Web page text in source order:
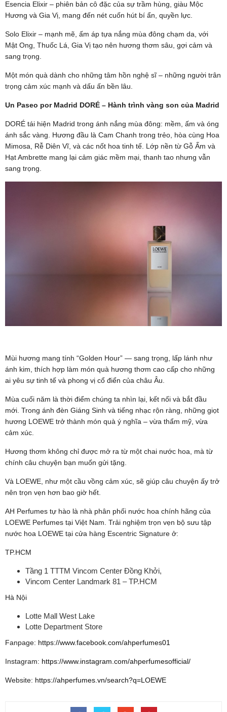
Esencia Elixir – phiên bản cô đặc của sự trầm hùng, giàu Mộc
Hương và Gia Vị, mang đến nét cuốn hút bí ẩn, quyền lực.
Solo Elixir – mạnh mẽ, ấm áp tựa nắng mùa đông chạm da, với
Mật Ong, Thuốc Lá, Gia Vị tạo nên hương thơm sâu, gợi cảm và
sang trọng.
Một món quà dành cho những tâm hồn nghệ sĩ – những người trân
trọng cảm xúc mạnh và dấu ấn bền lâu.
Un Paseo por Madrid DORÉ – Hành trình vàng son của Madrid
DORÉ tái hiện Madrid trong ánh nắng mùa đông: mềm, ấm và óng
ánh sắc vàng. Hương đầu là Cam Chanh trong trẻo, hòa cùng Hoa
Mimosa, Rễ Diên Vĩ, và các nốt hoa tinh tế. Lớp nền từ Gỗ Ấm và
Hạt Ambrette mang lại cảm giác mềm mại, thanh tao nhưng vẫn
sang trọng.
Mùi hương mang tính “Golden Hour” — sang trọng, lấp lánh như
ánh kim, thích hợp làm món quà hương thơm cao cấp cho những
ai yêu sự tinh tế và phong vị cổ điển của châu Âu.
Mùa cuối năm là thời điểm chúng ta nhìn lại, kết nối và bắt đầu
mới. Trong ánh đèn Giáng Sinh và tiếng nhạc rộn ràng, những giọt
hương LOEWE trở thành món quà ý nghĩa – vừa thẩm mỹ, vừa
cảm xúc.
Hương thơm không chỉ được mở ra từ một chai nước hoa, mà từ
chính câu chuyện bạn muốn gửi tặng.
Và LOEWE, như một cầu vồng cảm xúc, sẽ giúp câu chuyện ấy trở
nên trọn vẹn hơn bao giờ hết.
AH Perfumes tự hào là nhà phân phối nước hoa chính hãng của
LOEWE Perfumes tại Việt Nam. Trải nghiệm trọn vẹn bộ sưu tập
nước hoa LOEWE tại cửa hàng Escentric Signature ở:
TP.HCM
Tầng 1 TTTM Vincom Center Đồng Khởi,
Vincom Center Landmark 81 – TP.HCM
Hà Nội
Lotte Mall West Lake
Lotte Department Store
Fanpage: https://www.facebook.com/ahperfumes01
Instagram: https://www.instagram.com/ahperfumesofficial/
Website: https://ahperfumes.vn/search?q=LOEWE